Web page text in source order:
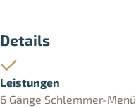
Details
Leistungen
6 Gänge Schlemmer-Menü